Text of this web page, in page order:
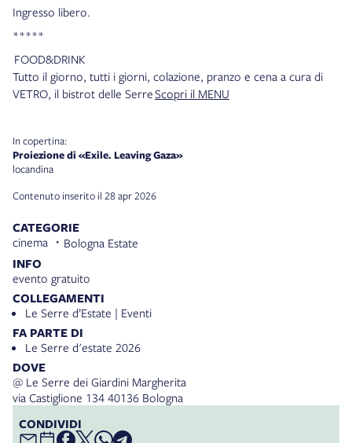
Ingresso libero.
*****
FOOD&DRINK
Tutto il giorno, tutti i giorni, colazione, pranzo e cena a cura di
VETRO, il bistrot delle SerreScopri il MENU
CATEGORIE
cinema Bologna Estate
INFO
evento gratuito
COLLEGAMENTI
Le Serre d’Estate | Eventi
FA PARTE DI
Le Serre d'estate 2026
DOVE
@ Le Serre dei Giardini Margherita
via Castiglione 134 40136 Bologna
CONDIVIDI
In copertina:
Proiezione di «Exile. Leaving Gaza»
locandina
Contenuto inserito il 28 apr 2026